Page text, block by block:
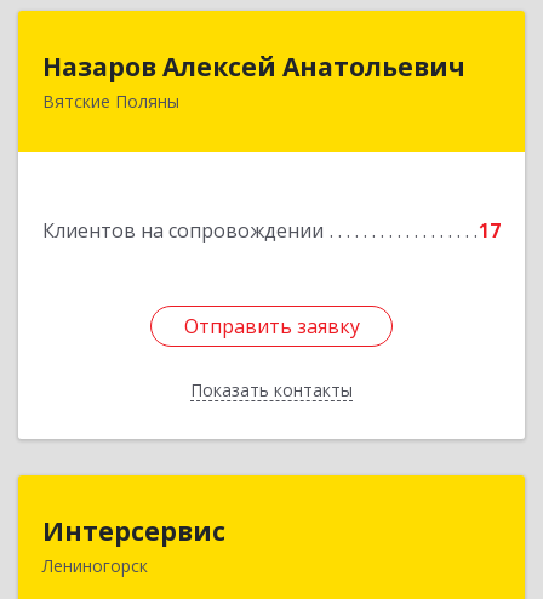
Назаров Алексей Анатольевич
Вятские Поляны
Клиентов на сопровождении 17
Отправить заявку
Показать контакты
Назаров Алексей Анатольевич
612964,Кировская обл,город Вятские Поляны
Отправить заявку
Назад
Интерсервис
Лениногорск423250, Татарстан Респ, Лениногорск г,